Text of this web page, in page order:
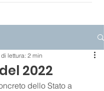
2022
di lettura: 2 min
dello Stato a